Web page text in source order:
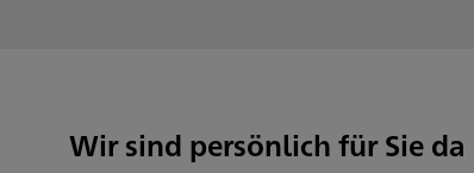
Wir sind persönlich für Sie da